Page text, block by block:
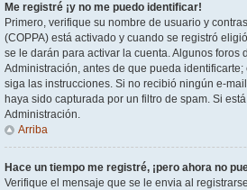
Me registré ¡y no me puedo identificar!
Primero, verifique su nombre de usuario y
(COPPA) está activado y cuando se registró
se le darán para activar la cuenta. Algunos
Administración, antes de que pueda
siga las instrucciones. Si no recibió ningún e-
haya sido capturada por un filtro de spam. Si
Administración.
Arriba
Hace un tiempo me registré, ¡pero ahora no
Verifique el mensaje que se le envia al